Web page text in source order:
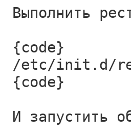
Выполнить
{code}
/etc/init.d/
{code}
И запустить